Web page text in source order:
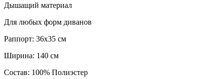
Дышащий материал
Для любых форм диванов
Раппорт: 36x35 см
Ширина: 140 см
Состав: 100% Полиэстер